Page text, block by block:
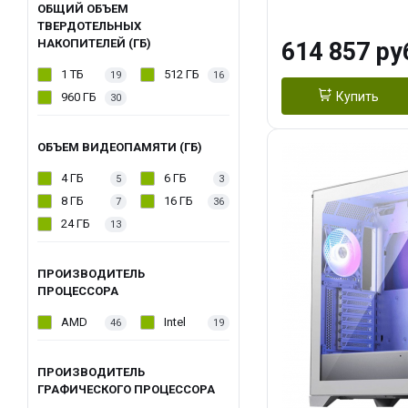
ОБЩИЙ ОБЪЕМ
ТВЕРДОТЕЛЬНЫХ
НАКОПИТЕЛЕЙ (ГБ)
1 ТБ 19 512 ГБ 16
960 ГБ 30
ОБЪЕМ ВИДЕОПАМЯТИ (ГБ)
4 ГБ 5 6 ГБ 3
8 ГБ 7 16 ГБ 36
24 ГБ 13
ПРОИЗВОДИТЕЛЬ
ПРОЦЕССОРА
AMD 46 Intel 19
ПРОИЗВОДИТЕЛЬ
ГРАФИЧЕСКОГО ПРОЦЕССОРА
Turbo/ 1 ТБ
614 857
Купить